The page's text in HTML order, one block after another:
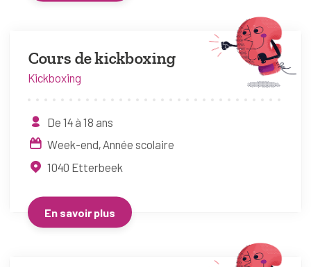
Cours de kickboxing
Kickboxing
De 14 à 18 ans
Week-end Année scolaire
1040 Etterbeek
En savoir plus